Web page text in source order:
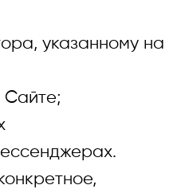
персональных данных
указанному на
Сайте;